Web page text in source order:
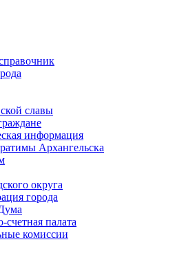
славы
информация
Архангельска
округа
города
счетная палата
комиссии